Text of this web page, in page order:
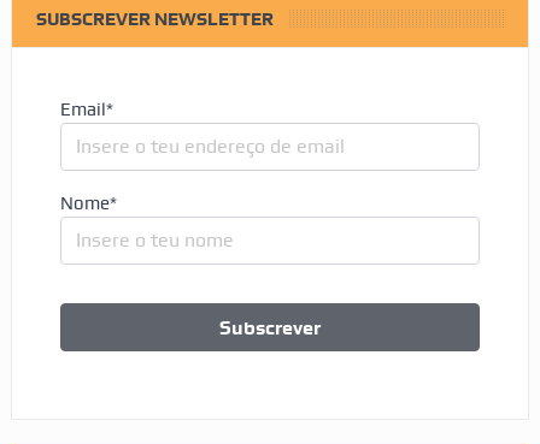
SUBSCREVER NEWSLETTER
Email*
Nome*